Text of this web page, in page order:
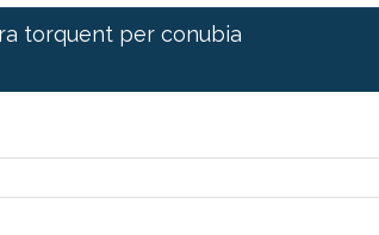
torquent per conubia